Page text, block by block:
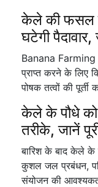
केले की फसल
घटेगी
Banana
प्राप्त करने के लिए
पोषक तत्वों की पूर्ती
केले के पौधे
तरीके, जानें
बारिश के बाद केले के
कुशल जल प्रबंधन,
संयोजन की